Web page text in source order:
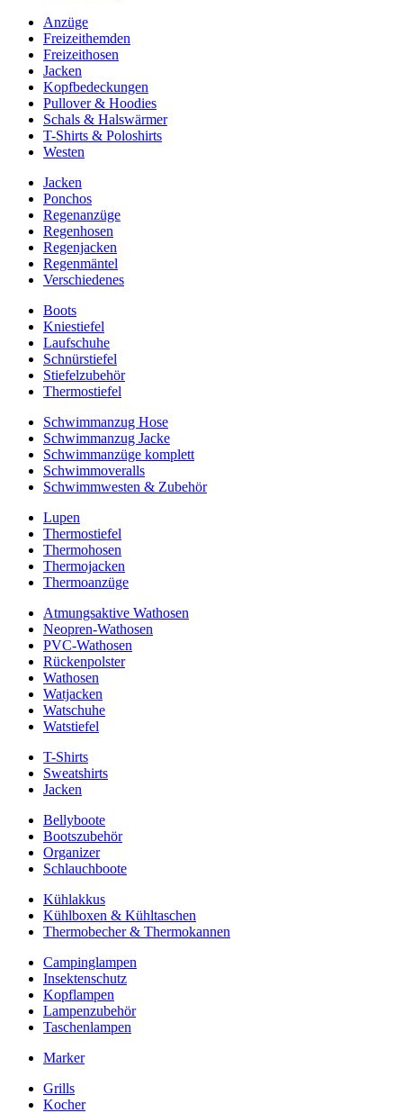
Anzüge
Freizeithemden
Freizeithosen
Jacken
Kopfbedeckungen
Pullover & Hoodies
Schals & Halswärmer
T-Shirts & Poloshirts
Westen
Jacken
Ponchos
Regenanzüge
Regenhosen
Regenjacken
Regenmäntel
Verschiedenes
Boots
Kniestiefel
Laufschuhe
Schnürstiefel
Stiefelzubehör
Thermostiefel
Schwimmanzug Hose
Schwimmanzug Jacke
Schwimmanzüge komplett
Schwimmoveralls
Schwimmwesten & Zubehör
Lupen
Thermostiefel
Thermohosen
Thermojacken
Thermoanzüge
Atmungsaktive Wathosen
Neopren-Wathosen
PVC-Wathosen
Rückenpolster
Wathosen
Watjacken
Watschuhe
Watstiefel
T-Shirts
Sweatshirts
Jacken
Bellyboote
Bootszubehör
Organizer
Schlauchboote
Kühlakkus
Kühlboxen & Kühltaschen
Thermobecher & Thermokannen
Campinglampen
Insektenschutz
Kopflampen
Lampenzubehör
Taschenlampen
Marker
Grills
Kocher